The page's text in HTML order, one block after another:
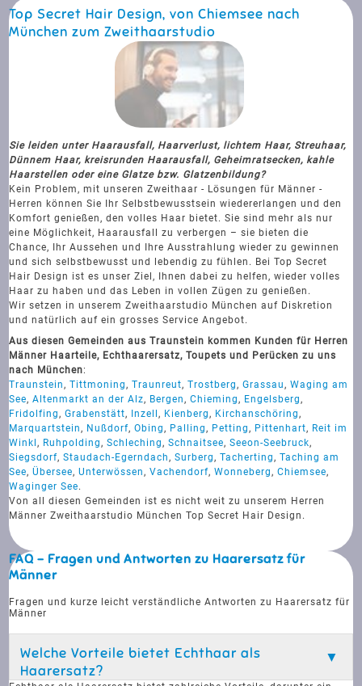
Top Secret Hair Design, von Chiemsee nach
München zum Zweithaarstudio
Sie leiden unter Haarausfall, Haarverlust, lichtem Haar, Streuhaar,
Dünnem Haar, kreisrunden Haarausfall, Geheimratsecken, kahle
Haarstellen oder eine Glatze bzw. Glatzenbildung?
Kein Problem, mit unseren Zweithaar - Lösungen für Männer -
Herren können Sie Ihr Selbstbewusstsein wiedererlangen und den
Komfort genießen, den volles Haar bietet. Sie sind mehr als nur
eine Möglichkeit, Haarausfall zu verbergen – sie bieten die
Chance, Ihr Aussehen und Ihre Ausstrahlung wieder zu gewinnen
und sich selbstbewusst und lebendig zu fühlen. Bei Top Secret
Hair Design ist es unser Ziel, Ihnen dabei zu helfen, wieder volles
Haar zu haben und das Leben in vollen Zügen zu genießen.
Wir setzen in unserem Zweithaarstudio München auf Diskretion
und natürlich auf ein grosses Service Angebot.
Aus diesen Gemeinden aus Traunstein kommen Kunden für Herren
Männer Haarteile, Echthaarersatz, Toupets und Perücken zu uns
nach München:
Traunstein,Tittmoning,Traunreut,Trostberg,Grassau,Waging am
See,Altenmarkt an der Alz, Bergen,Chieming, Engelsberg,
Fridolfing,Grabenstätt, Inzell, Kienberg, Kirchanschöring,
Marquartstein, Nußdorf,Obing, Palling, Petting, Pittenhart, Reit im
Winkl, Ruhpolding,Schleching,Schnaitsee,Seeon-Seebruck,
Siegsdorf,Staudach-Egerndach,Surberg,Tacherting,Taching am
See,Übersee,Unterwössen,Vachendorf,Wonneberg,Chiemsee,
Waginger See.
Von all diesen Gemeinden ist es nicht weit zu unserem Herren
Männer Zweithaarstudio München Top Secret Hair Design.
FAQ - Fragen und Antworten zu Haarersatz für
Männer
Fragen und kurze leicht verständliche Antworten zu Haarersatz für
Männer
Welche Vorteile bietet Echthaar als
Haarersatz?